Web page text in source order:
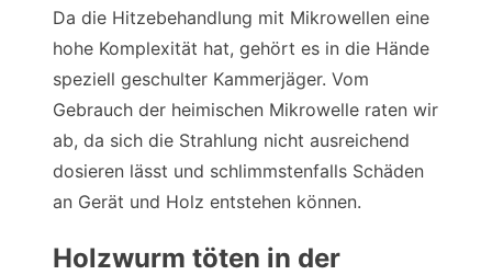
Da die Hitzebehandlung mit Mikrowellen eine
hohe Komplexität hat, gehört es in die Hände
speziell geschulter Kammerjäger. Vom
Gebrauch der heimischen Mikrowelle raten wir
ab, da sich die Strahlung nicht ausreichend
dosieren lässt und schlimmstenfalls Schäden
an Gerät und Holz entstehen können.
Holzwurm töten in der